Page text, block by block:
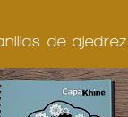
de ajedrez